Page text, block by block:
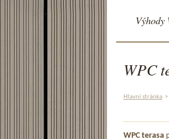
Výhody
WPC
Hlavní stránka >
WPC terasa